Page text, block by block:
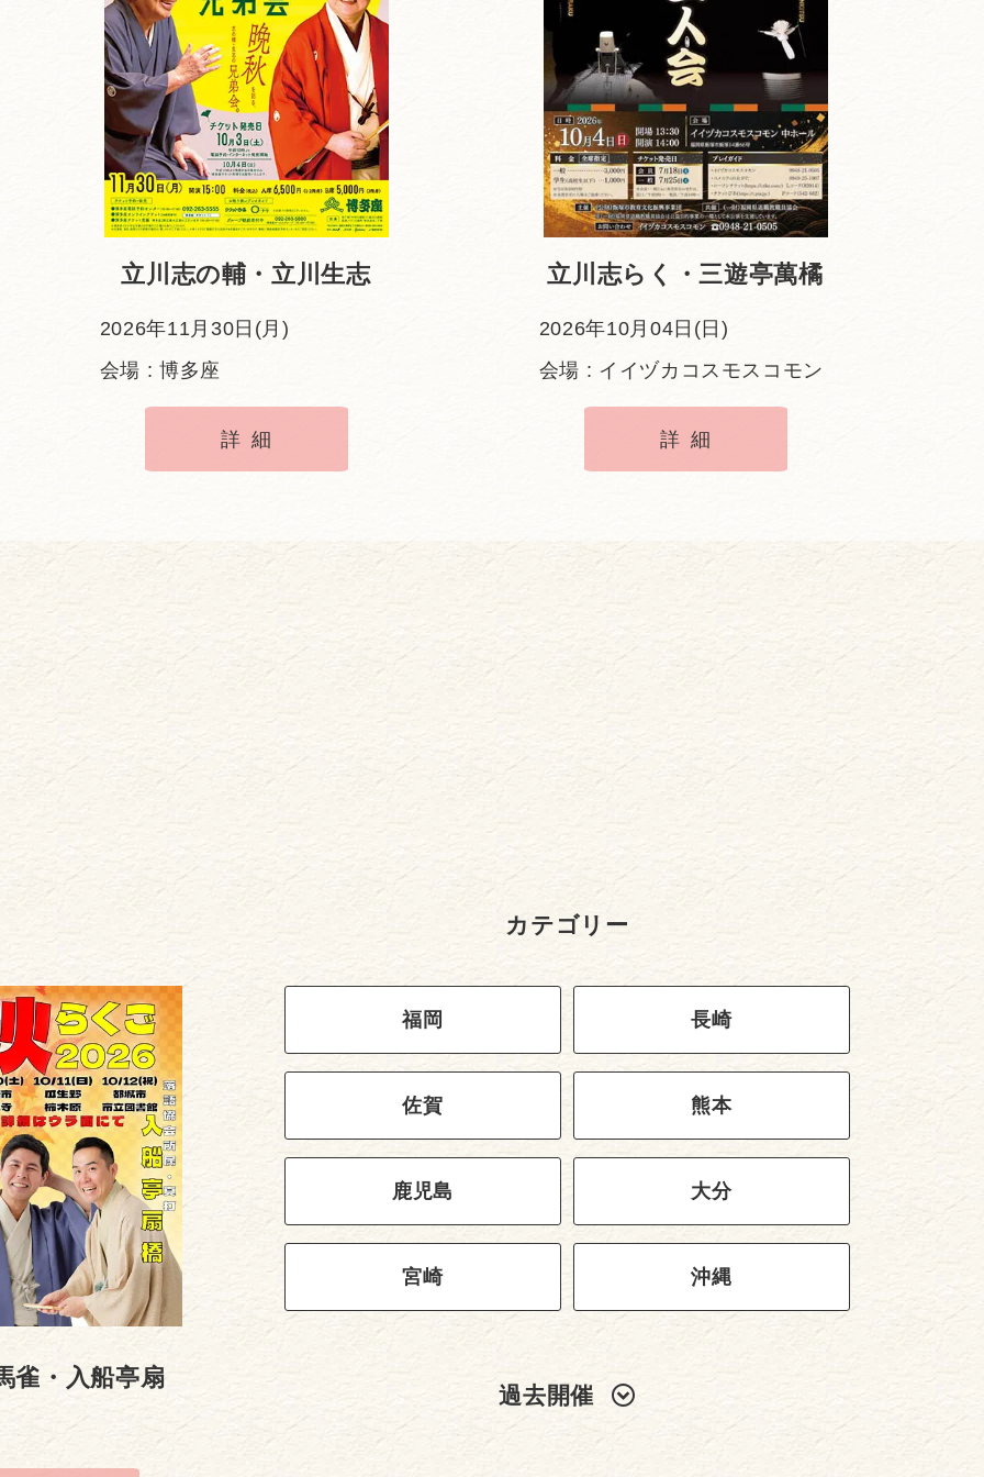
立川志の輔・立川生志
2026年11月30日(月)
会場 : 博多座
詳細
立川志らく・三遊亭萬橘
2026年10月04日(日)
会場 : イイヅカコスモスコモン
詳細
雀・入船亭扇
カテゴリー
福岡 長崎
佐賀 熊本
鹿児島 大分
宮崎 沖縄
過去開催